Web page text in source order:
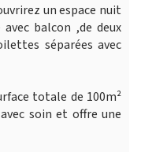
un espace nuit
balcon ,de deux
séparées avec
totale de 100m²
soin et offre une